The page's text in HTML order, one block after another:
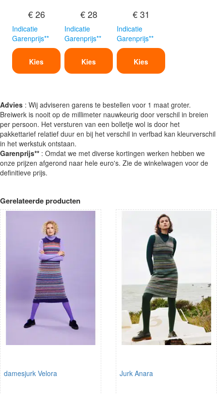
€ 26
Indicatie
Garenprijs**
Kies
€ 28
Indicatie
Garenprijs**
Kies
€ 31
Indicatie
Garenprijs**
Kies
Advies : Wij adviseren garens te bestellen voor 1 maat groter.
Breiwerk is nooit op de millimeter nauwkeurig door verschil in breien
per persoon. Het versturen van een bolletje wol is door het
pakkettarief relatief duur en bij het verschil in verfbad kan kleurverschil
in het werkstuk ontstaan.
Garenprijs** : Omdat we met diverse kortingen werken hebben we
onze prijzen afgerond naar hele euro's. Zie de winkelwagen voor de
definitieve prijs.
Gerelateerde producten
damesjurk Velora Jurk Anara